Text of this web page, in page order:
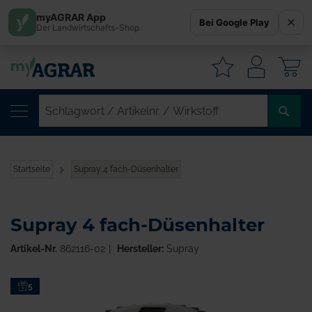
Startseite Supray 4 fach-Düsenhalter
Zum5
Supray 4 fach-Düsenhalter
Artikel-Nr. 862116-02 Hersteller:Supray
myAGRAR App
Der Landwirtschafts-Shop Bei Google Play